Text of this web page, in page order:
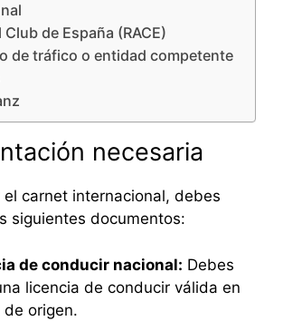
de España (RACE)
de tráfico o entidad competente
necesaria
el carnet internacional, debes
siguientes documentos:
de conducir nacional: Debes
licencia de conducir válida en
origen.